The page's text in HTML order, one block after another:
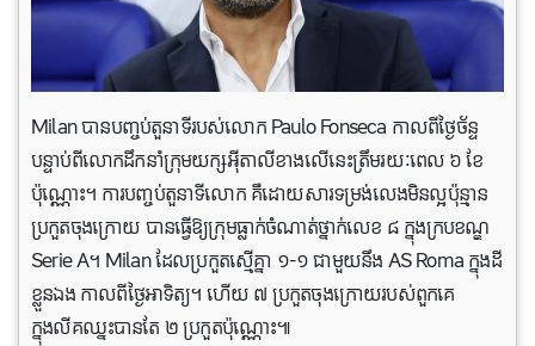
Milan បានបញ្ចប់តួនាទីរបស់លោក Paulo Fonseca កាលពីថ្ងៃច័ន្ទ
បន្ទាប់ពីលោកដឹកនាំក្រុមយក្សអ៊ីតាលីខាងលើនេះត្រឹមរយៈពេល ៦ ខែ
ប៉ុណ្ណោះ។ ការបញ្ចប់តួនាទីលោក គឺដោយសារទម្រង់លេងមិនល្អប៉ុន្មាន
ប្រកួតចុងក្រោយ បានធ្វើឱ្យក្រុមធ្លាក់ចំណាត់ថ្នាក់លេខ ៨ ក្នុងក្របខណ្ឌ
Serie A។ Milan ដែលប្រកួតស្មើគ្នា ១-១ ជាមួយនឹង AS Roma ក្នុងដី
ខ្លួនឯង កាលពីថ្ងៃអាទិត្យ។ ហើយ ៧ ប្រកួតចុងក្រោយរបស់ពួកគេ
ក្នុងលីគឈ្នះបានតែ ២ ប្រកួតប៉ុណ្ណោះ៕